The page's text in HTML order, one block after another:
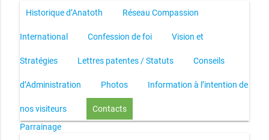
Historique d’Anatoth
Réseau Compassion
International Confession de foi Vision et
Stratégies Lettres patentes / Statuts Conseils
d’Administration Photos Information à l’intention de
nos visiteurs
Contacts
Parrainage